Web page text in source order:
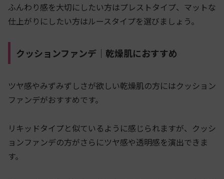
ふんわり感を大切にしたい方はプレストタイプ、マットな
仕上がりにしたい方はルースタイプを選びましょう。
クッションファンデ｜乾燥肌におすすめ
ツヤ感やみずみずしさが欲しい乾燥肌の方にはクッション
ファンデがおすすめです。
リキッドタイプと似ているように感じられますが、クッシ
ョンファンデの方がさらにツヤ感や透明感を演出できま
す。